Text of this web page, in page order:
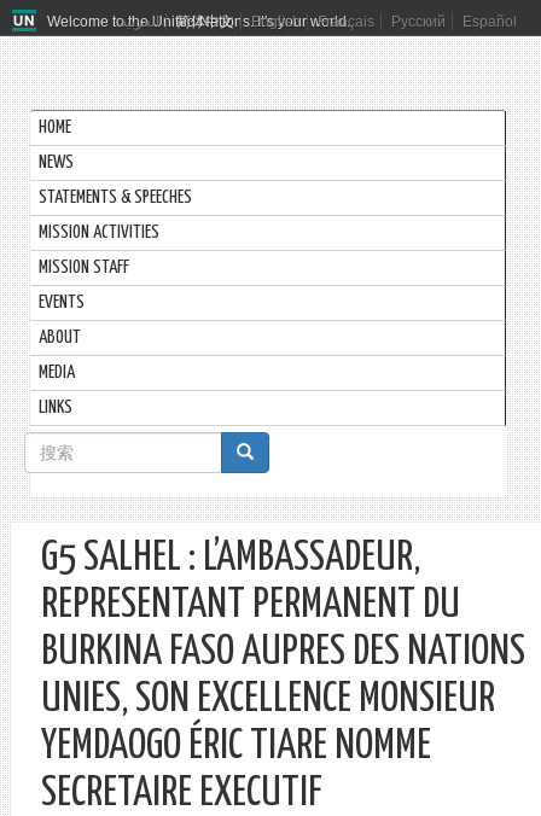
Welcome to the United Nations. It's your world.
العربية 简体中文 English Français Русский Español
HOME
NEWS
STATEMENTS & SPEECHES
MISSION ACTIVITIES
MISSION STAFF
EVENTS
ABOUT
MEDIA
LINKS
搜
索
表
单
搜索
G5 SALHEL : L’AMBASSADEUR,
REPRESENTANT PERMANENT DU
BURKINA FASO AUPRES DES NATIONS
UNIES, SON EXCELLENCE MONSIEUR
YEMDAOGO ÉRIC TIARE NOMME
SECRETAIRE EXECUTIF